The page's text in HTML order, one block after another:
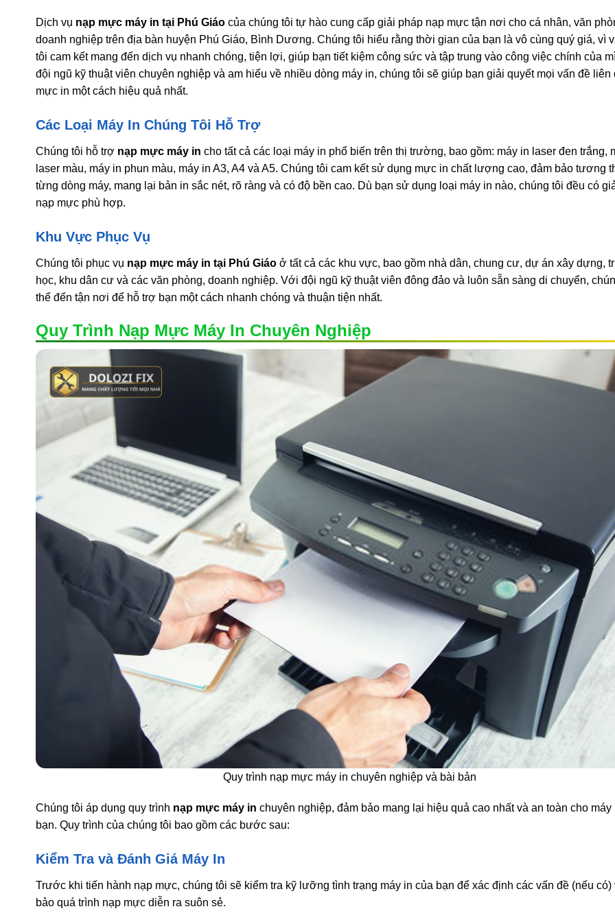
Dịch vụ nạp mực máy in tại Phú Giáo của chúng tôi tự hào cung cấp giải pháp nạp mực tận nơi cho cá nhân, văn
doanh nghiệp trên địa bàn huyện Phú Giáo, Bình Dương. Chúng tôi hiểu rằng thời gian của bạn là vô cùng quý giá, vì
tôi cam kết mang đến dịch vụ nhanh chóng, tiện lợi, giúp bạn tiết kiệm công sức và tập trung vào công việc chính của
đội ngũ kỹ thuật viên chuyên nghiệp và am hiểu về nhiều dòng máy in, chúng tôi sẽ giúp bạn giải quyết mọi vấn đề liên
mực in một cách hiệu quả nhất.
Các Loại Máy In Chúng Tôi Hỗ Trợ
Chúng tôi hỗ trợ nạp mực máy in cho tất cả các loại máy in phổ biến trên thị trường, bao gồm: máy in laser đen trắng,
laser màu, máy in phun màu, máy in A3, A4 và A5. Chúng tôi cam kết sử dụng mực in chất lượng cao, đảm bảo tương
từng dòng máy, mang lại bản in sắc nét, rõ ràng và có độ bền cao. Dù bạn sử dụng loại máy in nào, chúng tôi đều có
nạp mực phù hợp.
Khu Vực Phục Vụ
Chúng tôi phục vụ nạp mực máy in tại Phú Giáo ở tất cả các khu vực, bao gồm nhà dân, chung cư, dự án xây dựng,
học, khu dân cư và các văn phòng, doanh nghiệp. Với đội ngũ kỹ thuật viên đông đảo và luôn sẵn sàng di chuyển,
thể đến tận nơi để hỗ trợ bạn một cách nhanh chóng và thuận tiện nhất.
Quy Trình Nạp Mực Máy In Chuyên Nghiệp
Quy trình nạp mực máy in chuyên nghiệp và bài bản
Chúng tôi áp dụng quy trình nạp mực máy in chuyên nghiệp, đảm bảo mang lại hiệu quả cao nhất và an toàn cho máy
bạn. Quy trình của chúng tôi bao gồm các bước sau:
Kiểm Tra và Đánh Giá Máy In
Trước khi tiến hành nạp mực, chúng tôi sẽ kiểm tra kỹ lưỡng tình trạng máy in của bạn để xác định các vấn đề (nếu có)
bảo quá trình nạp mực diễn ra suôn sẻ.